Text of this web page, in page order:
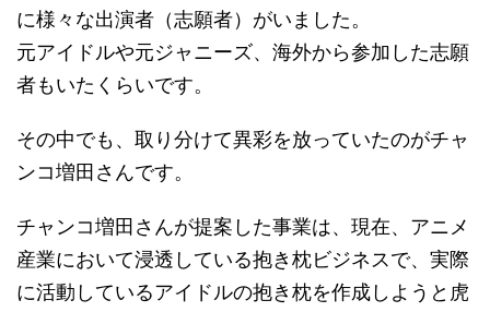
に様々な出演者（志願者）がいました。
元アイドルや元ジャニーズ、海外から参加した志願
者もいたくらいです。
その中でも、取り分けて異彩を放っていたのがチャ
ンコ増田さんです。
チャンコ増田さんが提案した事業は、現在、アニメ
産業において浸透している抱き枕ビジネスで、実際
に活動しているアイドルの抱き枕を作成しようと 虎